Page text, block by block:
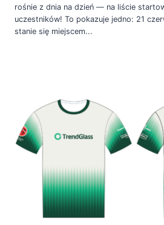
rośnie z dnia na dzień — na liście
uczestników! To pokazuje jedno: 21
stanie się miejscem...